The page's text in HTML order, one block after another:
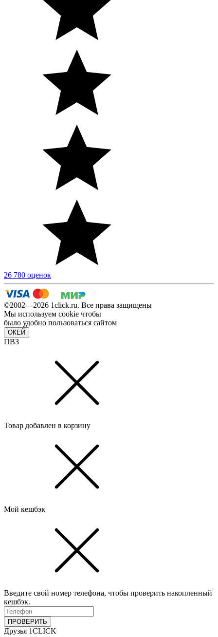
26 780 оценок
©2002—2026 1сlick.ru. Все права защищены
Мы используем cookie чтобы
было удобно пользоваться сайтом
ОКЕЙ
ПВЗ
Товар добавлен в корзину
Мой кешбэк
Введите свой номер телефона, чтобы проверить накопленный
кешбэк.
ПРОВЕРИТЬ
Друзья 1CLICK